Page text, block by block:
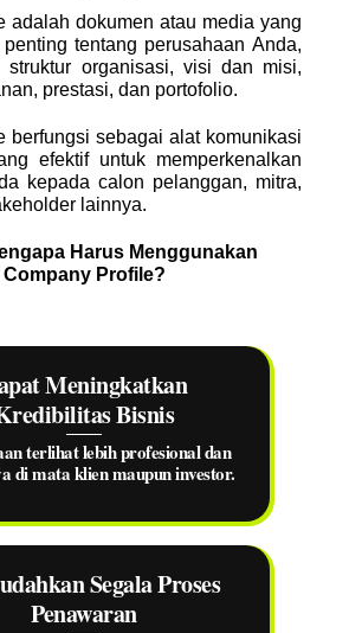
adalah dokumen atau media yang
tentang perusahaan Anda,
struktur organisasi, visi dan misi,
prestasi, dan portofolio.
berfungsi sebagai alat komunikasi
efektif untuk memperkenalkan
kepada calon pelanggan, mitra,
lainnya.
Harus Menggunakan
Company Profile?
Meningkatkan
Bisnis
terlihat lebih profesional dan
di mata klien maupun investor.
Segala Proses
Penawaran